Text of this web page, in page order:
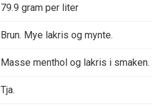
79.9 gram per liter
Brun. Mye lakris og mynte.
Masse menthol og lakris i smaken.
Tja.